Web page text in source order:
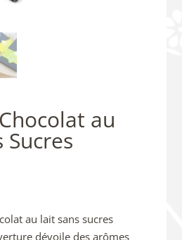
au
Sucres
au lait sans sucres
dévoile des arômes